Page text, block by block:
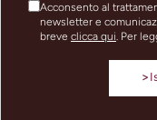
Acconsento al
newsletter e
breve clicca qui. Per
>